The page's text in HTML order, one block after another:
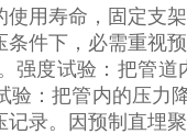
用寿命，固定支
件下，必需重视
强度试验：把管道
：把管内的压力
录。因预制直埋